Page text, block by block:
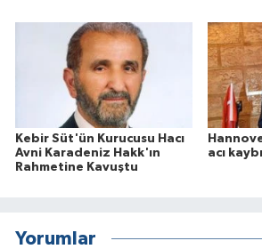
Kebir Süt'ün Kurucusu Hacı
Avni Karadeniz Hakk'ın
Rahmetine Kavuştu
acı
Yorumlar